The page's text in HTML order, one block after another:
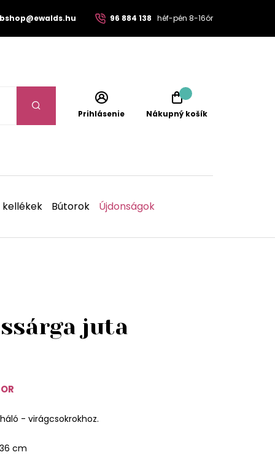
96 884 138 héf-pén 8-16ór
Prihlásenie Nákupný košík
Bútorok Újdonságok
juta
- virágcsokrokhoz.
cm